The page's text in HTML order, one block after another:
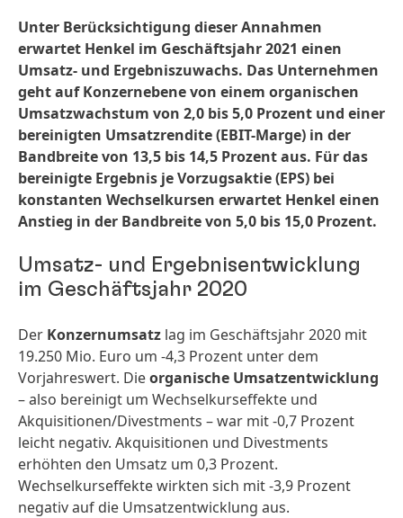
Unter Berücksichtigung dieser Annahmen
erwartet Henkel im Geschäftsjahr 2021 einen
Umsatz- und Ergebniszuwachs. Das Unternehmen
geht auf Konzernebene von einem organischen
Umsatzwachstum von 2,0 bis 5,0 Prozent und einer
bereinigten Umsatzrendite(EBIT-Marge) in der
Bandbreite von 13,5 bis 14,5 Prozent aus. Für das
bereinigte Ergebnis je Vorzugsaktie(EPS) bei
konstanten Wechselkursen erwartet Henkel einen
Anstieg in der Bandbreite von 5,0 bis 15,0 Prozent.
Umsatz- und Ergebnisentwicklung
im Geschäftsjahr 2020
Der Konzernumsatz lag im Geschäftsjahr 2020 mit
19.250 Mio. Euro um -4,3 Prozent unter dem
Vorjahreswert. Dieorganische Umsatzentwicklung
– also bereinigt um Wechselkurseffekte und
Akquisitionen/Divestments – war mit -0,7 Prozent
leicht negativ. Akquisitionen und Divestments
erhöhten den Umsatz um 0,3 Prozent.
Wechselkurseffekte wirkten sich mit -3,9 Prozent
negativ auf die Umsatzentwicklung aus.